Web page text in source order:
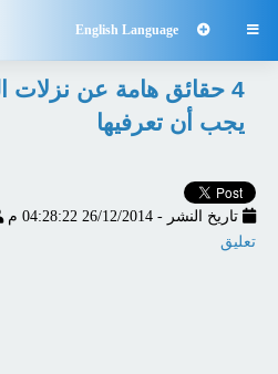

English Language
4 حقائق هامة عن نزلات
يجب أن تعرفيها
تاريخ النشر - 26/12/2014 04:28:22 م
تعليق